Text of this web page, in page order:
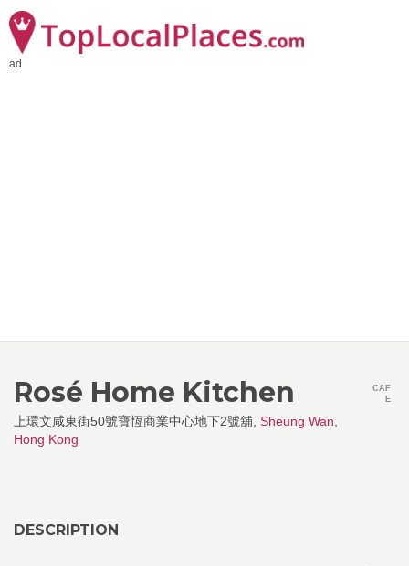
ad
Rosé Home Kitchen
上環文咸東街50號寶恆商業中心地下2號舖, Sheung Wan
Hong Kong
CAF
E
DESCRIPTION